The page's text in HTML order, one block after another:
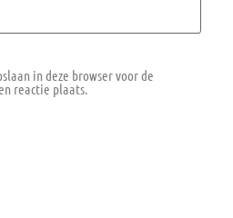
in deze browser voor de
reactie plaats.